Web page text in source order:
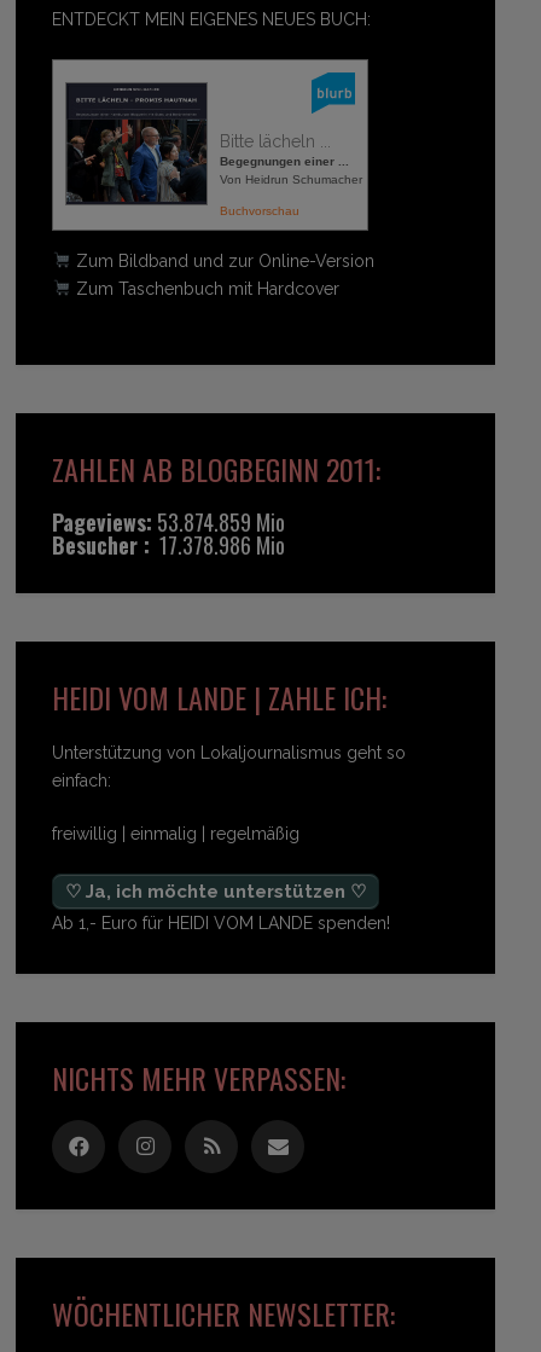
ENTDECKT MEIN EIGENES NEUES BUCH:
Bitte lächeln ...
Begegnungen einer ...
Von Heidrun Schumacher
Buchvorschau
Zum Bildband und zur Online-Version
Zum Taschenbuch mit Hardcover
ZAHLEN AB BLOGBEGINN 2011:
Pageviews: 53.874.859 Mio
Besucher : 17.378.986 Mio
HEIDI VOM LANDE | ZAHLE ICH:
Unterstützung von Lokaljournalismus geht so
einfach:
freiwillig | einmalig | regelmäßig
♡ Ja, ich möchte unterstützen ♡
Ab 1,- Euro für HEIDI VOM LANDE spenden!
NICHTS MEHR VERPASSEN:
WÖCHENTLICHER NEWSLETTER: